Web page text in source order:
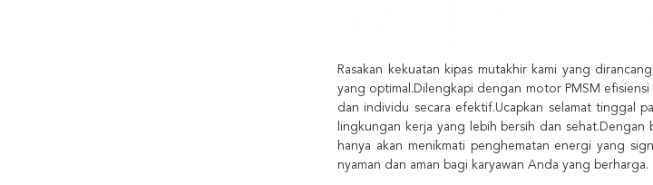
Rasakan kekuatan kipas mutakhir kami yang
yang optimal.Dilengkapi dengan motor PMSM
dan individu secara efektif.Ucapkan selamat tinggal
lingkungan kerja yang lebih bersih dan
hanya akan menikmati penghematan energi yang
nyaman dan aman bagi karyawan Anda yang berharga.